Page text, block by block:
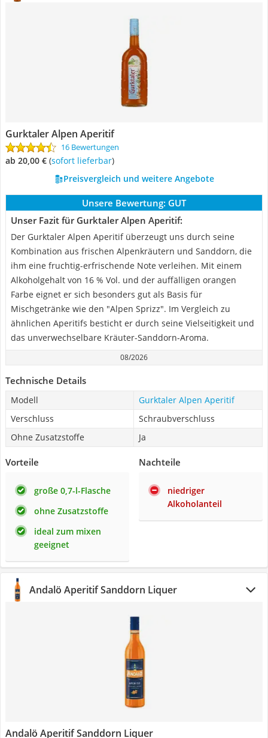
Gurktaler Alpen Aperitif
16 Bewertungen
ab 20,00 € ( Sofort lieferbar)
Preisvergleich und weitere Angebote
Unsere Bewertung: GUT
Unser Fazit für Gurktaler Alpen Aperitif:
Der Gurktaler Alpen Aperitif überzeugt uns durch seine
Kombination aus frischen Alpenkräutern und Sanddorn, die
ihm eine fruchtig-erfrischende Note verleihen. Mit einem
Alkoholgehalt von 16 % Vol. und der auffälligen orangen
Farbe eignet er sich besonders gut als Basis für
Mischgetränke wie den "Alpen Sprizz". Im Vergleich zu
ähnlichen Aperitifs besticht er durch seine Vielseitigkeit und
das unverwechselbare Kräuter-Sanddorn-Aroma.
08/2026
Technische Details
Modell
Gurktaler Alpen Aperitif
Verschluss
Schraubverschluss
Ohne Zusatzstoffe
Ja
Vorteile
große 0,7-l-Flasche
ohne Zusatzstoffe
ideal zum mixen
geeignet
Nachteile
niedriger
Alkoholanteil
Andalö Aperitif Sanddorn Liquer
Andalö Aperitif Sanddorn Liquer